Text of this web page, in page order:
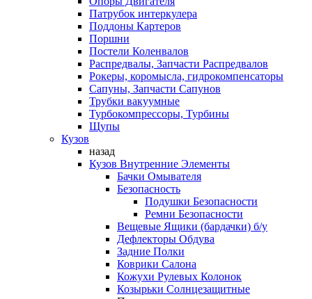
Патрубок интеркулера
Поддоны Картеров
Поршни
Постели Коленвалов
Распредвалы, Запчасти Распредвалов
Рокеры, коромысла, гидрокомпенсаторы
Сапуны, Запчасти Сапунов
Трубки вакуумные
Турбокомпрессоры, Турбины
Щупы
Кузов
назад
Кузов Внутренние Элементы
Бачки Омывателя
Безопасность
Подушки Безопасности
Ремни Безопасности
Вещевые Ящики (бардачки) б/у
Дефлекторы Обдува
Задние Полки
Коврики Салона
Кожухи Рулевых Колонок
Козырьки Солнцезащитные